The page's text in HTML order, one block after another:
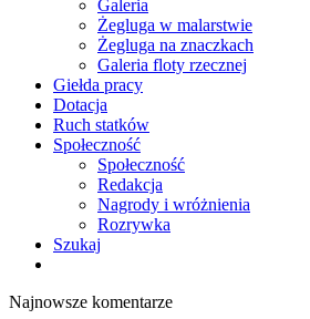
Galeria
Żegluga w malarstwie
Żegluga na znaczkach
Galeria floty rzecznej
Giełda pracy
Dotacja
Ruch statków
Społeczność
Społeczność
Redakcja
Nagrody i wróżnienia
Rozrywka
Szukaj
Najnowsze komentarze